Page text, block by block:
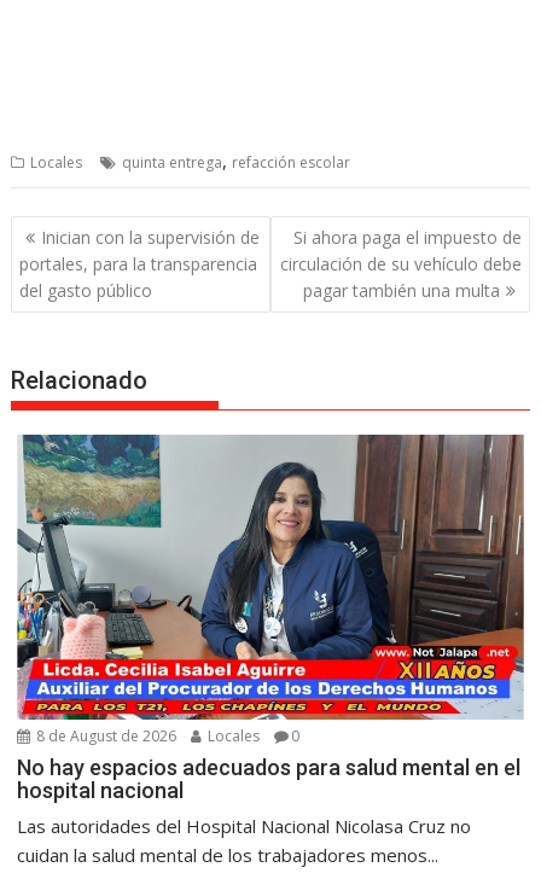
Locales quinta entrega, refacción escolar
Post
navigation
Inician con la supervisión de
portales, para la transparencia
del gasto público
Si ahora paga el impuesto de
circulación de su vehículo debe
pagar también una multa
Relacionado
8 de August de 2026 Locales 0
No hay espacios adecuados para salud mental en el
hospital nacional
Las autoridades del Hospital Nacional Nicolasa Cruz no
cuidan la salud mental de los trabajadores menos...